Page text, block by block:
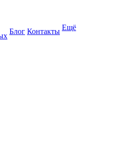
Блог Контакты Ещё